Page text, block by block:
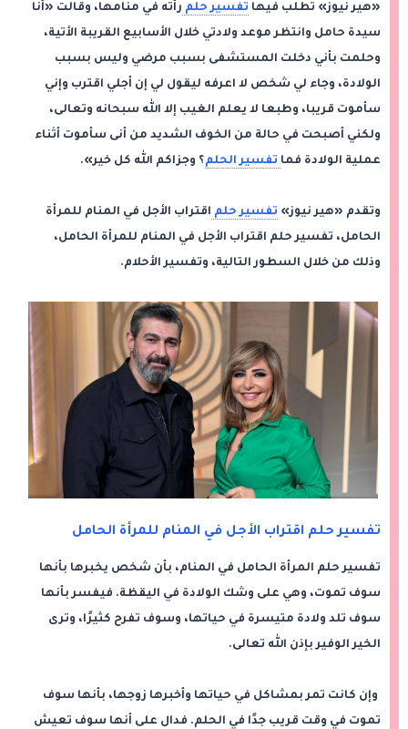
«هير نيوز» تطلب فيها تفسير حلم رأته في منامها، وقالت «أنا
سيدة حامل وانتظر موعد ولادتي خلال الأسابيع القريبة الأتية،
وحلمت بأني دخلت المستشفى بسبب مرضي وليس بسبب
الولادة، وجاء لي شخص لا اعرفه ليقول لي إن أجلي اقترب وإني
سأموت قريبا، وطبعا لا يعلم الغيب إلا الله سبحانه وتعالى،
ولكني أصبحت في حالة من الخوف الشديد من أنى سأموت أثناء
عملية الولادة فما تفسير الحلم؟ وجزاكم الله كل خير».
وتقدم «هير نيوز» تفسير حلم اقتراب الأجل في المنام للمرأة
الحامل، تفسير حلم اقتراب الأجل في المنام للمرأة الحامل،
وذلك من خلال السطور التالية، وتفسير الأحلام.
تفسير حلم اقتراب الأجل في المنام للمرأة الحامل
تفسير حلم المرأة الحامل في المنام، بأن شخص يخبرها بأنها
سوف تموت، وهي على وشك الولادة في اليقظة. فيفسر بأنها
سوف تلد ولادة متيسرة في حياتها، وسوف تفرح كثيرًا، وترى
الخير الوفير بإذن الله تعالى.
وإن كانت تمر بمشاكل في حياتها وأخبرها زوجها، بأنها سوف
تموت في وقت قريب جدًا في الحلم. فدال على أنها سوف تعيش